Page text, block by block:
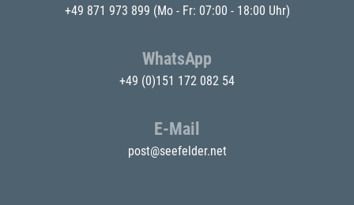
+49 871 973 899 (Mo - Fr: 07:00 - 18:00 Uhr)
WhatsApp
+49 (0)151 172 082 54
E-Mail
post@seefelder.net